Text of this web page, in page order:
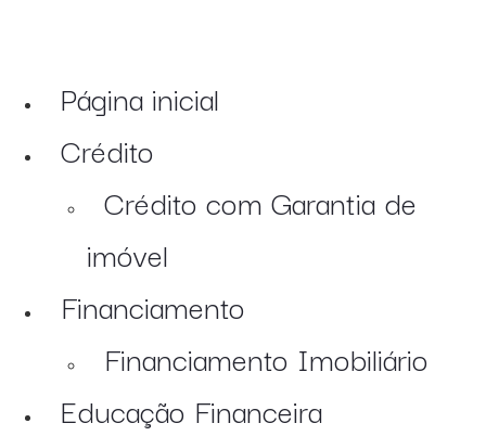
Página inicial
Crédito
Crédito com Garantia de
imóvel
Financiamento
Financiamento Imobiliário
Educação Financeira